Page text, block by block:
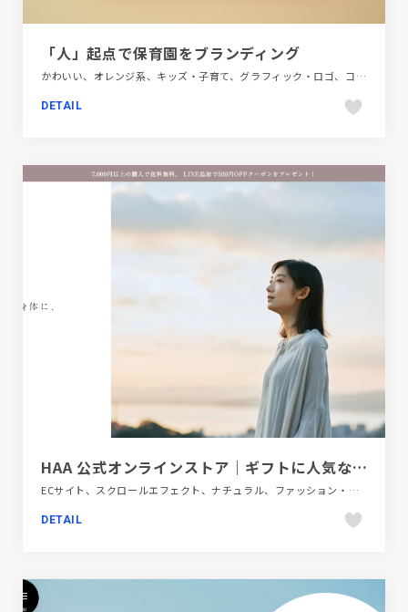
「人」起点で保育園をブランディング
かわいい、オレンジ系、キッズ・子育て、グラフィック・ロゴ、コンサルティング、コーポレートサイト、大きめ写真
DETAIL
HAA 公式オンラインストア｜ギフトに人気な別府 温泉発の入浴剤
ECサイト、スクロールエフェクト、ナチュラル、ファッション・ビューティー、ブランド・サービスサイト、ホワイト系、医療・ヘルスケア、大きめ写真
DETAIL